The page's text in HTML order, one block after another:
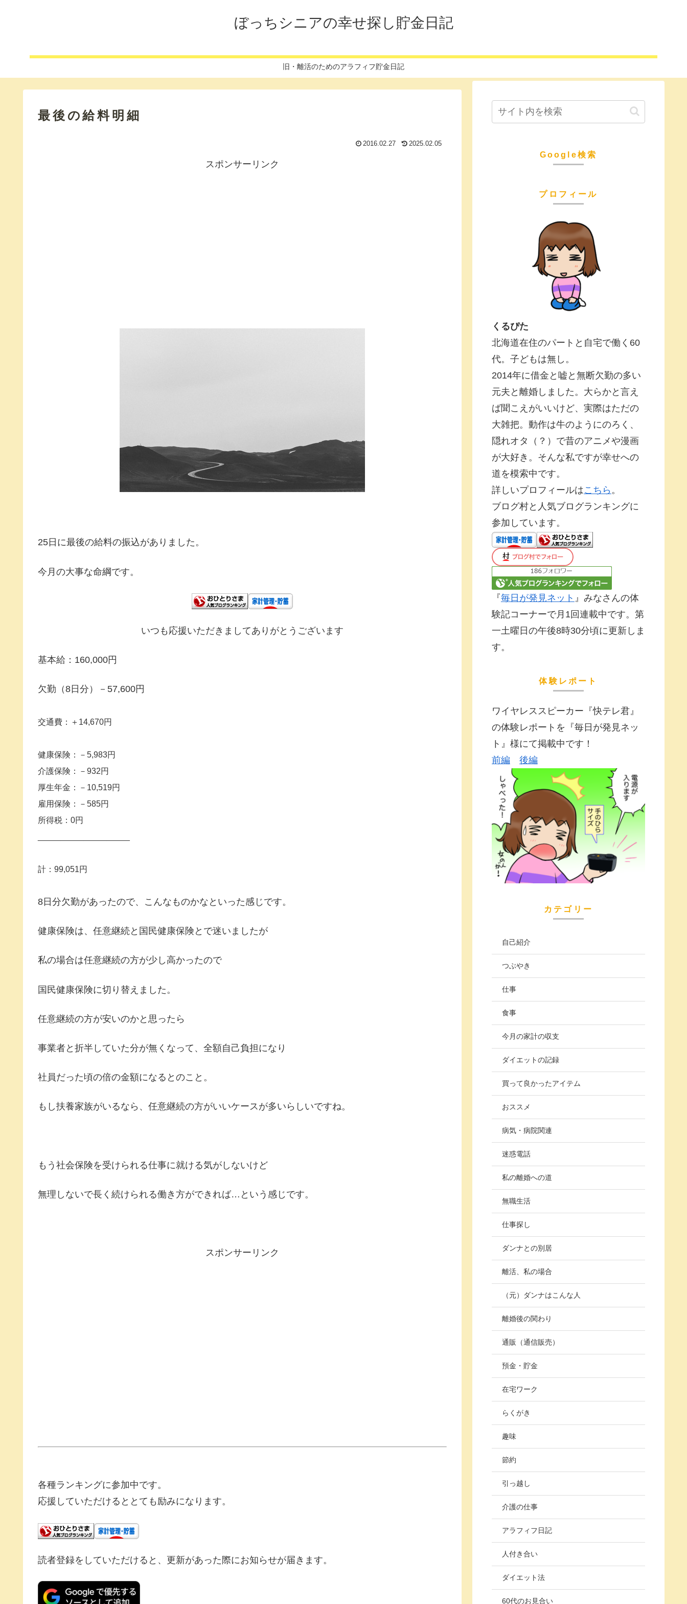
ぼっちシニアの幸せ探し貯金日記
旧・離活のためのアラフィフ貯金日記
最後の給料明細
2016.02.27 2025.02.05
スポンサーリンク
25日に最後の給料の振込がありました。
今月の大事な命綱です。
いつも応援いただきましてありがとうございます
基本給：160,000円
欠勤（8日分）－57,600円
交通費：＋14,670円
健康保険：－5,983円
介護保険：－932円
厚生年金：－10,519円
雇用保険：－585円
所得税：0円
計：99,051円
8日分欠勤があったので、こんなものかなといった感じです。
健康保険は、任意継続と国民健康保険とで迷いましたが
私の場合は任意継続の方が少し高かったので
国民健康保険に切り替えました。
任意継続の方が安いのかと思ったら
事業者と折半していた分が無くなって、全額自己負担になり
社員だった頃の倍の金額になるとのこと。
もし扶養家族がいるなら、任意継続の方がいいケースが多いらしいですね。
もう社会保険を受けられる仕事に就ける気がしないけど
無理しないで長く続けられる働き方ができれば…という感じです。
スポンサーリンク
各種ランキングに参加中です。
応援していただけるととても励みになります。
読者登録をしていただけると、更新があった際にお知らせが届きます。
Google検索
プロフィール
くるぴた
北海道在住のパートと自宅で働く60
代。子どもは無し。
2014年に借金と嘘と無断欠勤の多い
元夫と離婚しました。大らかと言え
ば聞こえがいいけど、実際はただの
大雑把。動作は牛のようにのろく、
隠れオタ（？）で昔のアニメや漫画
が大好き。そんな私ですが幸せへの
道を模索中です。
詳しいプロフィールはこちら 。
ブログ村と人気ブログランキングに
参加しています。
『毎日が発見ネット 』みなさんの体
験記コーナーで月1回連載中です。第
一土曜日の午後8時30分頃に更新しま
す。
体験レポート
ワイヤレススピーカー『快テレ君』
の体験レポートを『毎日が発見ネッ
ト』様にて掲載中です！
前編
後編
カテゴリー
自己紹介
つぶやき
仕事
食事
今月の家計の収支
ダイエットの記録
買って良かったアイテム
おススメ
病気・病院関連
迷惑電話
私の離婚への道
無職生活
仕事探し
ダンナとの別居
離活、私の場合
（元）ダンナはこんな人
離婚後の関わり
通販（通信販売）
預金・貯金
在宅ワーク
らくがき
趣味
節約
引っ越し
介護の仕事
アラフィフ日記
人付き合い
ダイエット法
60代のお見合い